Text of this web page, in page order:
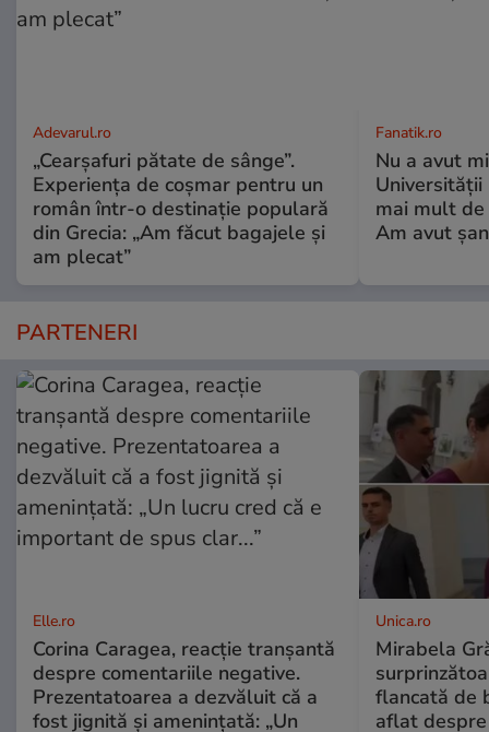
Adevarul.ro
„Cearșafuri pătate de sânge”.
Experiența de coșmar pentru un
român într-o destinație populară
din Grecia: „Am făcut bagajele și
am plecat”
Fanatik.ro
Nu a avut
Universității
mai mult
Am avut
PARTENERI
Elle.ro
Corina Caragea, reacție tranșantă
despre comentariile negative.
Prezentatoarea a dezvăluit că a
fost jignită și amenințată: „Un
Unica.ro
Mirabela
flancată de
aflat